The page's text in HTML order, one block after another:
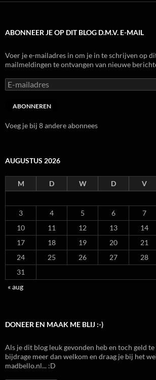
ABONNEER JE OP DIT BLOG D.M.V. E-MAIL
Voer je e-mailadres in om je in te schrijven op
mailmeldingen te ontvangen van nieuwe
E-
mailadres
ABONNEREN
Voeg je bij 8 andere abonnees
AUGUSTUS 2026
M D W D V
3
4 5 6 7
10
11 12 13 14
17
18 19 20 21
24
25 26 27 28
31
« aug
DONEER EN MAAK ME BLIJ :-)
Als je dit blog leuk gevonden heb en toch geld
bijdrage meer dan welkom en draag je bij het
madbello.nl... :D